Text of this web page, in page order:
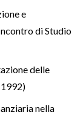
e
di Studio
delle
nella